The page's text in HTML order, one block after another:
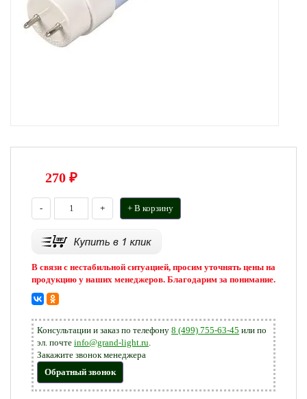
270 ₽
- + + В корзину
В связи с нестабильной ситуацией, просим уточнять цены на
продукцию у наших менеджеров. Благодарим за понимание.
Консультации и заказ по телефону 8 (499) 755-63-45 или по
эл. почте info@grand-light.ru.
Закажите звонок менеджера
Обратный звонок